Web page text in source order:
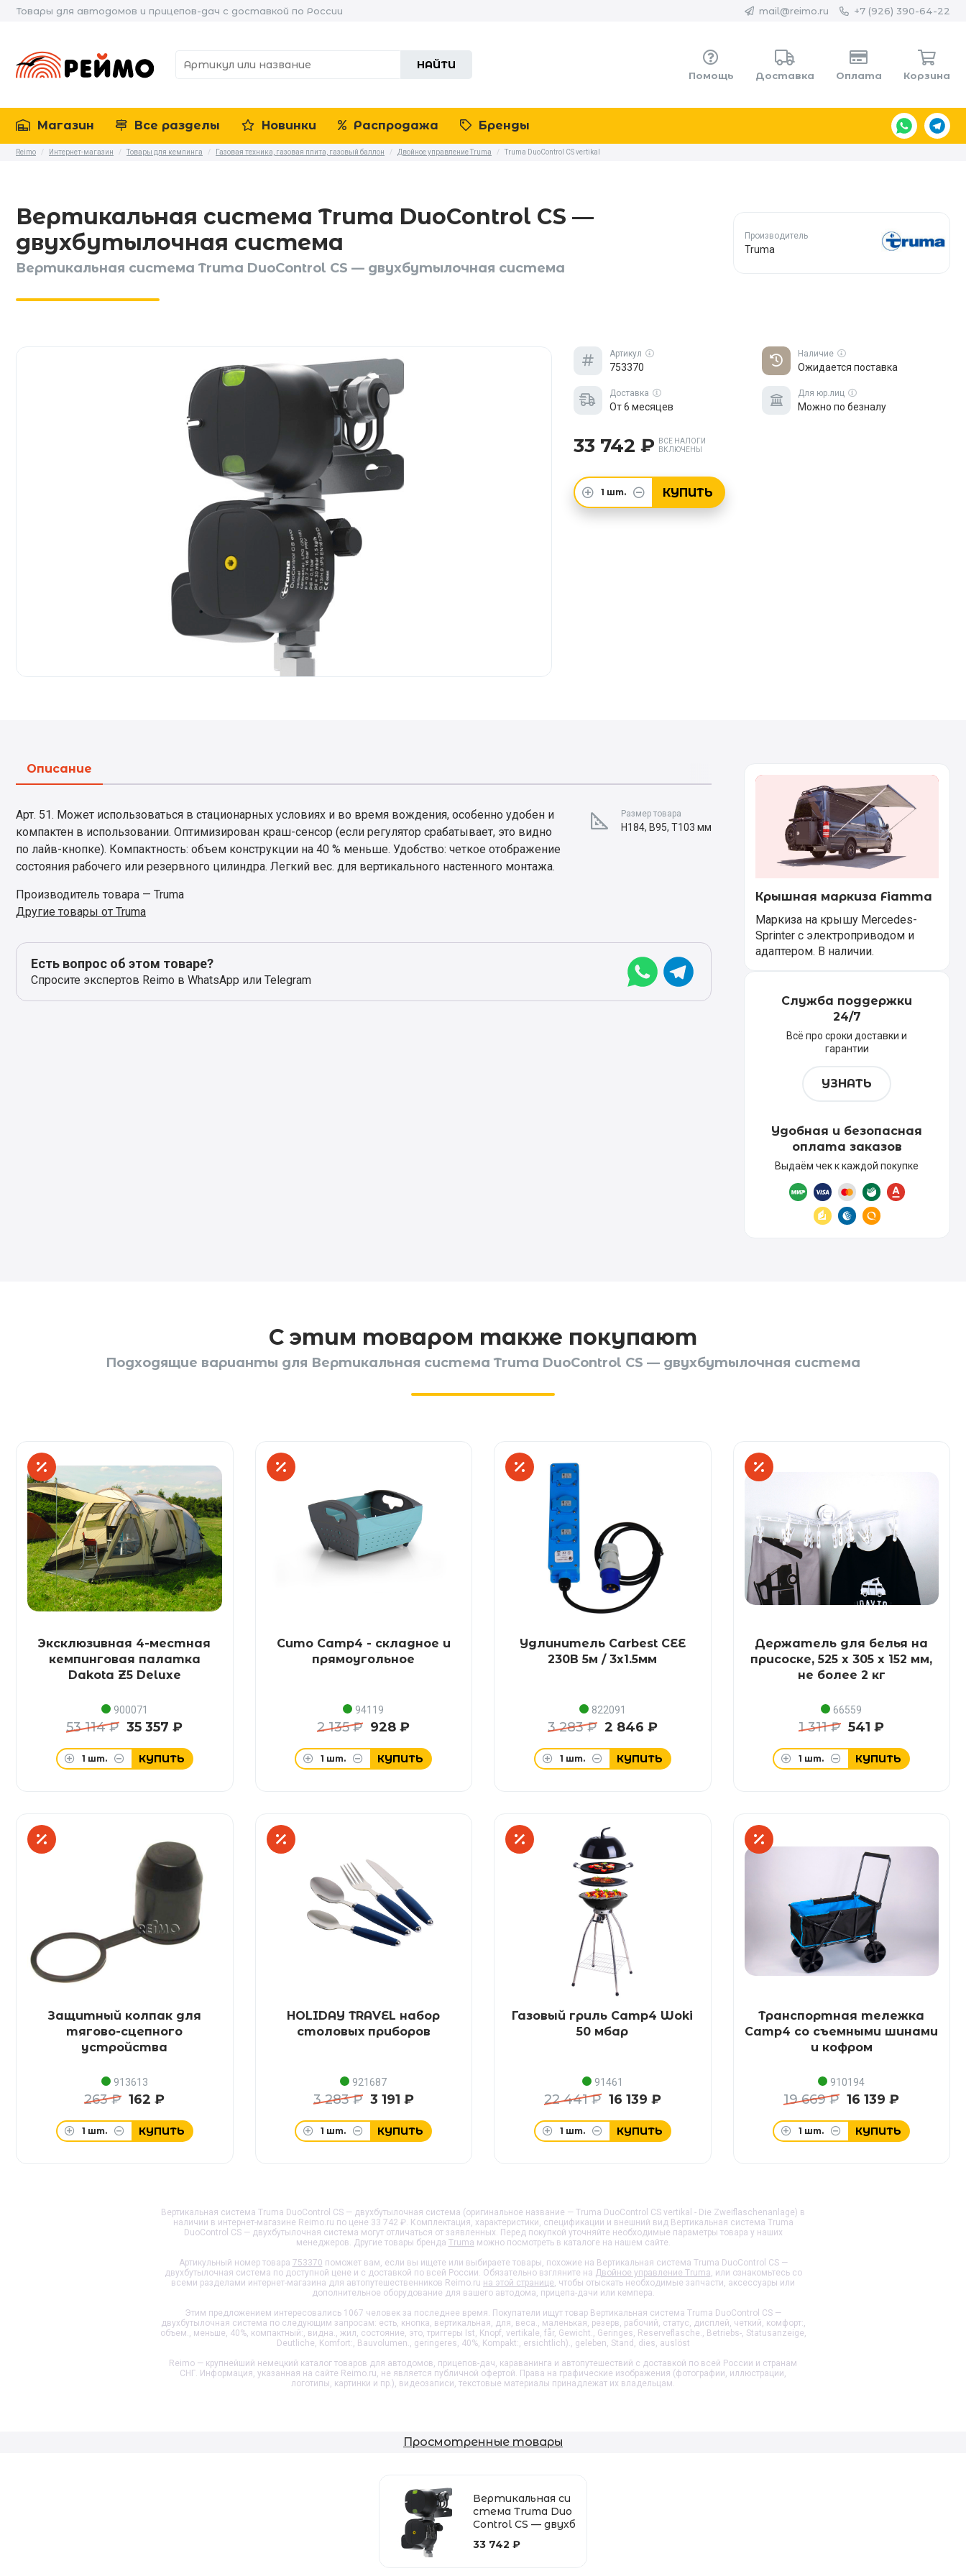
Товары для автодомов и прицепов-дач с доставкой по России mail@reimo.ru +7 (926) 390-64-22
НАЙТИ
Помощь Доставка Оплата Корзина
Магазин Все разделы Новинки Распродажа Бренды
Reimo / Интернет-магазин / Товары для кемпинга / Газовая техника, газовая плита, газовый баллон / Двойное управление Truma / Truma DuoControl CS vertikal
Вертикальная система Truma DuoControl CS —
двухбутылочная система
Вертикальная система Truma DuoControl CS — двухбутылочная система
Производитель
Truma
Артикул
753370
Наличие
Ожидается поставка
Доставка
От 6 месяцев
Для юр.лиц
Можно по безналу
33 742 ₽
ВСЕ НАЛОГИ
ВКЛЮЧЕНЫ
1 шт. КУПИТЬ
Описание
Арт. 51. Может использоваться в стационарных условиях и во время вождения, особенно удобен и
компактен в использовании. Оптимизирован краш-сенсор (если регулятор срабатывает, это видно
по лайв-кнопке). Компактность: объем конструкции на 40 % меньше. Удобство: четкое отображение
состояния рабочего или резервного цилиндра. Легкий вес. для вертикального настенного монтажа.
Производитель товара — Truma
Другие товары от Truma
Размер товара
H184, B95, T103 мм
Есть вопрос об этом товаре?
Спросите экспертов Reimo в WhatsApp или Telegram
Крышная маркиза Fiamma
Маркиза на крышу Mercedes-
Sprinter с электроприводом и
адаптером. В наличии.
Служба поддержки
24/7
Всё про сроки доставки и
гарантии
УЗНАТЬ
Удобная и безопасная
оплата заказов
Выдаём чек к каждой покупке
С этим товаром также покупают
Подходящие варианты для Вертикальная система Truma DuoControl CS — двухбутылочная система
Эксклюзивная 4-местная
кемпинговая палатка
Dakota Z5 Deluxe
900071
53 114 ₽ 35 357 ₽
1 шт. КУПИТЬ
Сито Camp4 - складное и
прямоугольное
94119
2 135 ₽ 928 ₽
1 шт. КУПИТЬ
Удлинитель Carbest CEE
230В 5м / 3x1.5мм
822091
3 283 ₽ 2 846 ₽
1 шт. КУПИТЬ
Держатель для белья на
присоске, 525 x 305 x 152 мм,
не более 2 кг
66559
1 311 ₽ 541 ₽
1 шт. КУПИТЬ
Защитный колпак для
тягово-сцепного
устройства
913613
263 ₽ 162 ₽
1 шт. КУПИТЬ
HOLIDAY TRAVEL набор
столовых приборов
921687
3 283 ₽ 3 191 ₽
1 шт. КУПИТЬ
Газовый гриль Camp4 Woki
50 мбар
91461
22 441 ₽ 16 139 ₽
1 шт. КУПИТЬ
Транспортная тележка
Camp4 со съемными шинами
и кофром
910194
19 669 ₽ 16 139 ₽
1 шт. КУПИТЬ
Вертикальная система Truma DuoControl CS — двухбутылочная система (оригинальное название — Truma DuoControl CS vertikal - Die Zweiflaschenanlage) в
наличии в интернет-магазине Reimo.ru по цене 33 742 ₽. Комплектация, характеристики, спецификации и внешний вид Вертикальная система Truma
DuoControl CS — двухбутылочная система могут отличаться от заявленных. Перед покупкой уточняйте необходимые параметры товара у наших
менеджеров. Другие товары бренда Truma можно посмотреть в каталоге на нашем сайте.
Артикульный номер товара 753370 поможет вам, если вы ищете или выбираете товары, похожие на Вертикальная система Truma DuoControl CS —
двухбутылочная система по доступной цене и с доставкой по всей России. Обязательно взгляните на Двойное управление Truma , или ознакомьтесь со
всеми разделами интернет-магазина для автопутешественников Reimo.ru на этой странице , чтобы отыскать необходимые запчасти, аксессуары или
дополнительное оборудование для вашего автодома, прицепа-дачи или кемпера.
Этим предложением интересовались 1067 человек за последнее время. Покупатели ищут товар Вертикальная система Truma DuoControl CS —
двухбутылочная система по следующим запросам: есть, кнопка, вертикальная, для, веса., маленькая, резерв, рабочий, статус, дисплей, четкий, комфорт:,
объем., меньше, 40%, компактный:, видна., жил, состояние, это, триггеры Ist, Knopf, vertikale, får, Gewicht., Geringes, Reserveflasche., Betriebs-, Statusanzeige,
Deutliche, Komfort:, Bauvolumen., geringeres, 40%, Kompakt:, ersichtlich)., geleben, Stand, dies, auslöst
Reimo — крупнейший немецкий каталог товаров для автодомов, прицепов-дач, караванинга и автопутешествий с доставкой по всей России и странам
СНГ. Информация, указанная на сайте Reimo.ru, не является публичной офертой. Права на графические изображения (фотографии, иллюстрации,
логотипы, картинки и пр.), видеозаписи, текстовые материалы принадлежат их владельцам.
Просмотренные товары
Вертикальная си
стема Truma Duo
Control CS — двухб
ма
33 742 ₽